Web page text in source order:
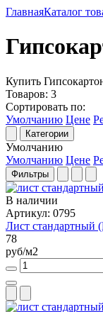
ГлавнаяКаталог
Купить
Товаров: 3
Сортировать по:
Умолчанию Цене
Категории
Умолчанию
Умолчанию Цене
Фильтры
В наличии
Артикул: 0795
Лист стандартный
78
руб/м2